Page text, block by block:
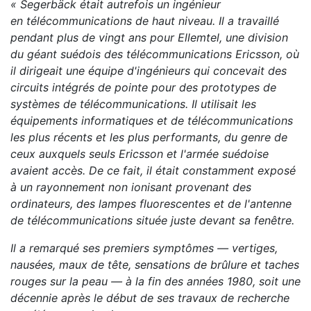
« Segerbäck était autrefois un ingénieur
en télécommunications de haut niveau. Il a travaillé
pendant plus de vingt ans pour Ellemtel, une division
du géant suédois des télécommunications Ericsson, où
il dirigeait une équipe d'ingénieurs qui concevait des
circuits intégrés de pointe pour des prototypes de
systèmes de télécommunications. Il utilisait les
équipements informatiques et de télécommunications
les plus récents et les plus performants, du genre de
ceux auxquels seuls Ericsson et l'armée suédoise
avaient accès. De ce fait, il était constamment exposé
à un rayonnement non ionisant provenant des
ordinateurs, des lampes fluorescentes et de l'antenne
de télécommunications située juste devant sa fenêtre.
Il a remarqué ses premiers symptômes — vertiges,
nausées, maux de tête, sensations de brûlure et taches
rouges sur la peau — à la fin des années 1980, soit une
décennie après le début de ses travaux de recherche